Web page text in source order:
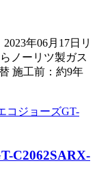
年06月17日リ
ノーリツ製ガス
施工前：約9年
コジョーズGT-
C2062SARX-